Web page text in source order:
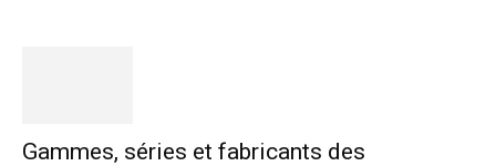
Gammes, séries et fabricants des